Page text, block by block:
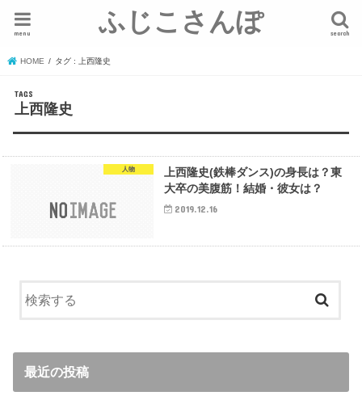
ふじこさんぽ search
menu
HOME タグ : 上西隆史
上西隆史
人物
上西隆史(鉄棒ダンス)の身長は？東
大卒の美腹筋！結婚・彼女は？
2019.12.16
最近の投稿